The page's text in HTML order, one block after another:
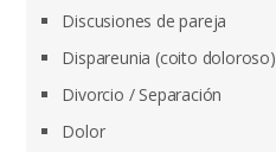
Discusiones de pareja
Dispareunia (coito doloroso)
Divorcio / Separación
Dolor